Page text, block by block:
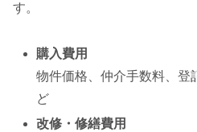
す。
購入費用
物件価格、仲介手数料、登
ど
改修・修繕費用